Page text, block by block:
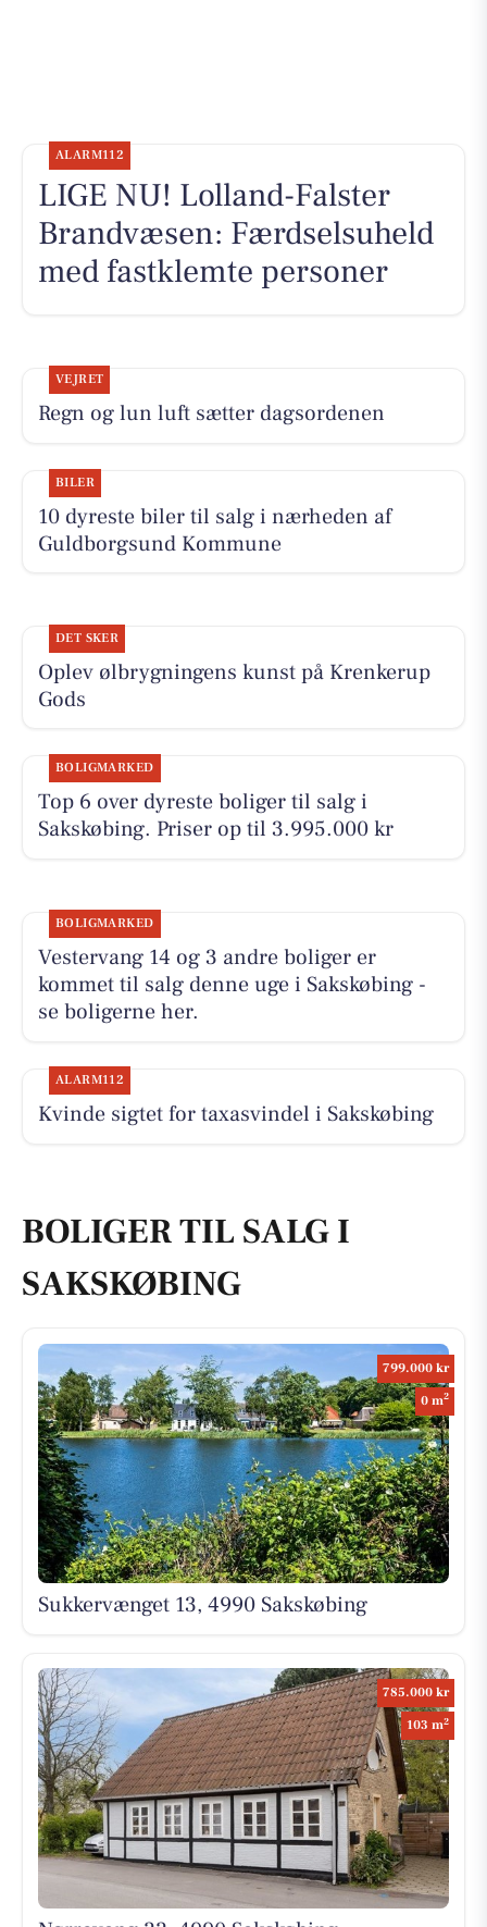
ALARM112
LIGE NU! Lolland-Falster
Brandvæsen: Færdselsuheld
med fastklemte personer
VEJRET
Regn og lun luft sætter dagsordenen
BILER
10 dyreste biler til salg i nærheden af
Guldborgsund Kommune
DET SKER
Oplev ølbrygningens kunst på Krenkerup
Gods
BOLIGMARKED
Top 6 over dyreste boliger til salg i
Sakskøbing. Priser op til 3.995.000 kr
BOLIGMARKED
Vestervang 14 og 3 andre boliger er
kommet til salg denne uge i Sakskøbing -
se boligerne her.
ALARM112
Kvinde sigtet for taxasvindel i Sakskøbing
BOLIGER TIL SALG I
SAKSKØBING
799.000 kr
0 m2
Sukkervænget 13, 4990 Sakskøbing
785.000 kr
103 m2